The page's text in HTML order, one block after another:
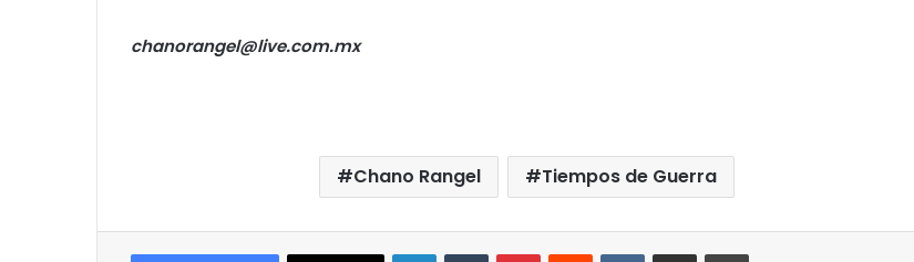
chanorangel@live.com.mx
Chano Rangel Tiempos de Guerra
LinkedInTumblrPinterestReddit VKontakteCompartir por correo electrónicoImprimir